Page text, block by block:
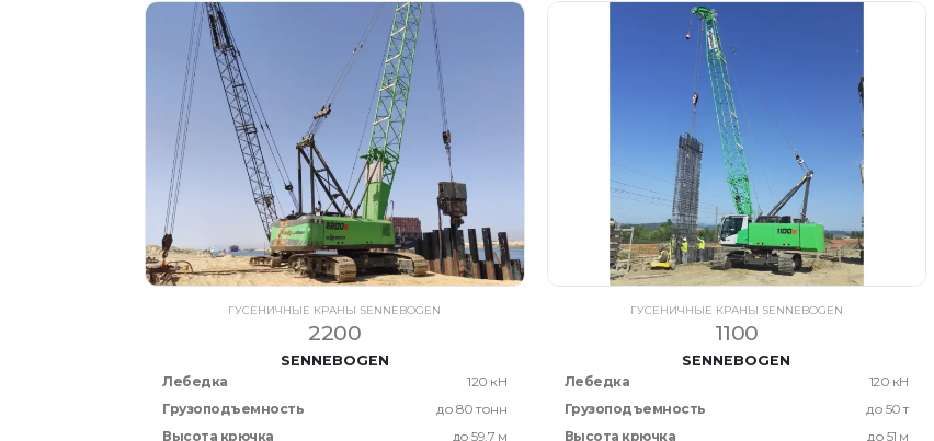
ГУСЕНИЧНЫЕ КРАНЫ SENNEBOGEN
2200
SENNEBOGEN
Лебедка
120 кН
Грузоподъемность
до 80 тонн
Высота крючка
до 59.7 м
ГУСЕНИЧНЫЕ КРАНЫ SENNEBOGEN
1100
SENNEBOGEN
Лебедка
120 кН
Грузоподъемность
до 50 т
Высота крючка
до 51 м